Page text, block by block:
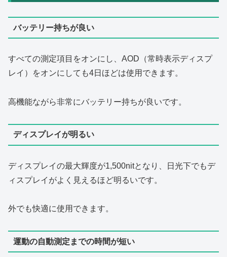
バッテリー持ちが良い
すべての測定項目をオンにし、AOD（常時表示ディスプ
レイ）をオンにしても4日ほどは使用できます。
高機能ながら非常にバッテリー持ちが良いです。
ディスプレイが明るい
ディスプレイの最大輝度が1,500nitとなり、日光下でもデ
ィスプレイがよく見えるほど明るいです。
外でも快適に使用できます。
運動の自動測定までの時間が短い